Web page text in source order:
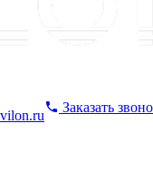
Заказать